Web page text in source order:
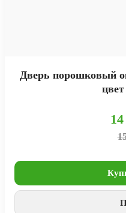
Дверь порошковый